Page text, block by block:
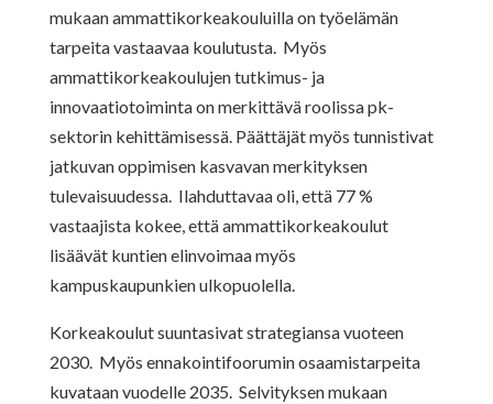
mukaan ammattikorkeakouluilla on työelämän
tarpeita vastaavaa koulutusta. Myös
ammattikorkeakoulujen tutkimus- ja
innovaatiotoiminta on merkittävä roolissa pk-
sektorin kehittämisessä. Päättäjät myös tunnistivat
jatkuvan oppimisen kasvavan merkityksen
tulevaisuudessa. Ilahduttavaa oli, että 77 %
vastaajista kokee, että ammattikorkeakoulut
lisäävät kuntien elinvoimaa myös
kampuskaupunkien ulkopuolella.
Korkeakoulut suuntasivat strategiansa vuoteen
2030. Myös ennakointifoorumin osaamistarpeita
kuvataan vuodelle 2035. Selvityksen mukaan